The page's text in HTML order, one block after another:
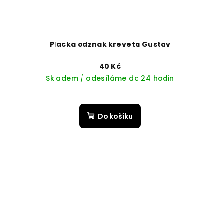
Placka odznak kreveta Gustav
40 Kč
Skladem / odesíláme do 24 hodin
Do košíku